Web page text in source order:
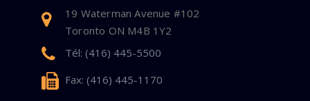
19 Waterman Avenue #102
Toronto ON M4B 1Y2
Tél: (416) 445-5500
Fax: (416) 445-1170